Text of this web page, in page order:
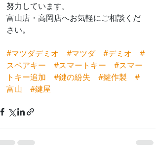
努力しています。
富山店・高岡店へお気軽にご相談くだ
さい。
#マツダデミオ #マツダ #デミオ
#
スペアキー
#スマートキー
#スマー
トキー追加
#鍵の紛失 #鍵作製
#
富山
#鍵屋